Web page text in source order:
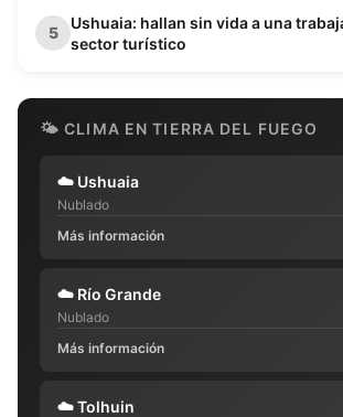
5
Ushuaia: hallan sin vida a una
sector turístico
🌤 CLIMA EN TIERRA DEL FUEGO
☁️ Ushuaia
Nublado
Más información
☁️ Río Grande
Nublado
Más información
☁️Tolhuin